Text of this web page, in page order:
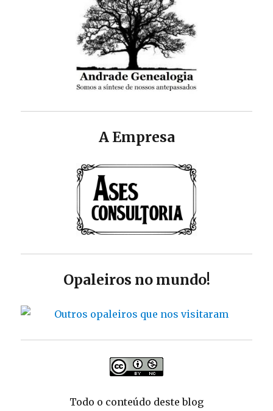
A Empresa
Opaleiros no mundo!
Todo o conteúdo deste blog